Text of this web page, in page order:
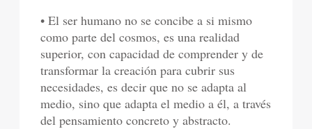
• El ser humano no se concibe a si mismo
como parte del cosmos, es una realidad
superior, con capacidad de comprender y de
transformar la creación para cubrir sus
necesidades, es decir que no se adapta al
medio, sino que adapta el medio a él, a través
del pensamiento concreto y abstracto.